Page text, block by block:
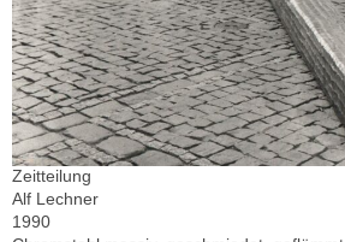
Zeitteilung
Alf Lechner
1990